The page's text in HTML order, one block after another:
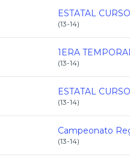
(13-14)
(13-14)
(13-14)
(13-14)